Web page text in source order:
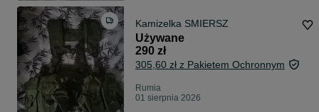
Kamizelka SMIERSZ
Używane
290 zł
305,60 zł z Pakietem Ochronnym
Rumia
01 sierpnia 2026